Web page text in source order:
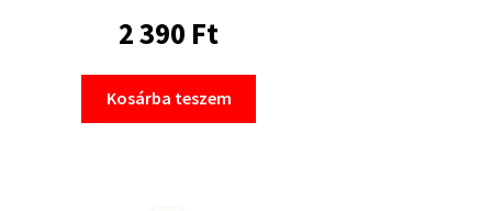
2 390 Ft
Kosárba teszem